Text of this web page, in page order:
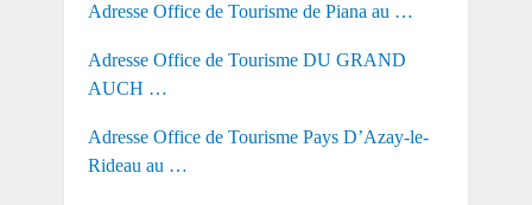
Adresse Office de Tourisme de Piana au …
Adresse Office de Tourisme DU GRAND
AUCH …
Adresse Office de Tourisme Pays D’Azay-le-
Rideau au …